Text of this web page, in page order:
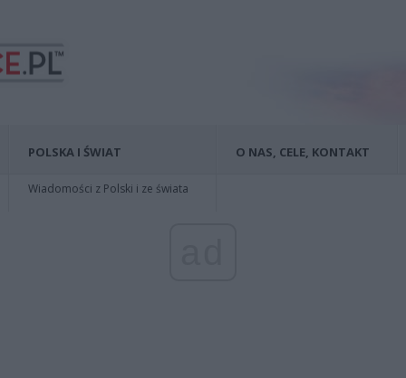
POLSKA I ŚWIAT
Wiadomości z Polski i ze świata
O NAS, CELE, KONTAKT